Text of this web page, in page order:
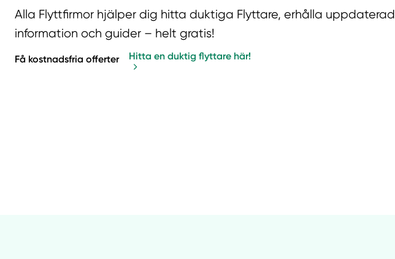
Alla Flyttfirmor hjälper dig hitta duktiga Flyttare, erhålla uppdaterad
information och guider – helt gratis!
Få kostnadsfria offerter Hitta en duktig flyttare här!